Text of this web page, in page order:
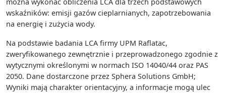
wskaźników: emisji gazów cieplarnianych, zapotrzebowania
na energię i zużycia wody.
Na podstawie badania LCA firmy UPM Raflatac,
zweryfikowanego zewnętrznie i przeprowadzonego zgodnie z
wytycznymi określonymi w normach ISO 14040/44 oraz PAS
2050. Dane dostarczone przez Sphera Solutions GmbH;
Wyniki mają charakter orientacyjny, a informacje mogą ulec